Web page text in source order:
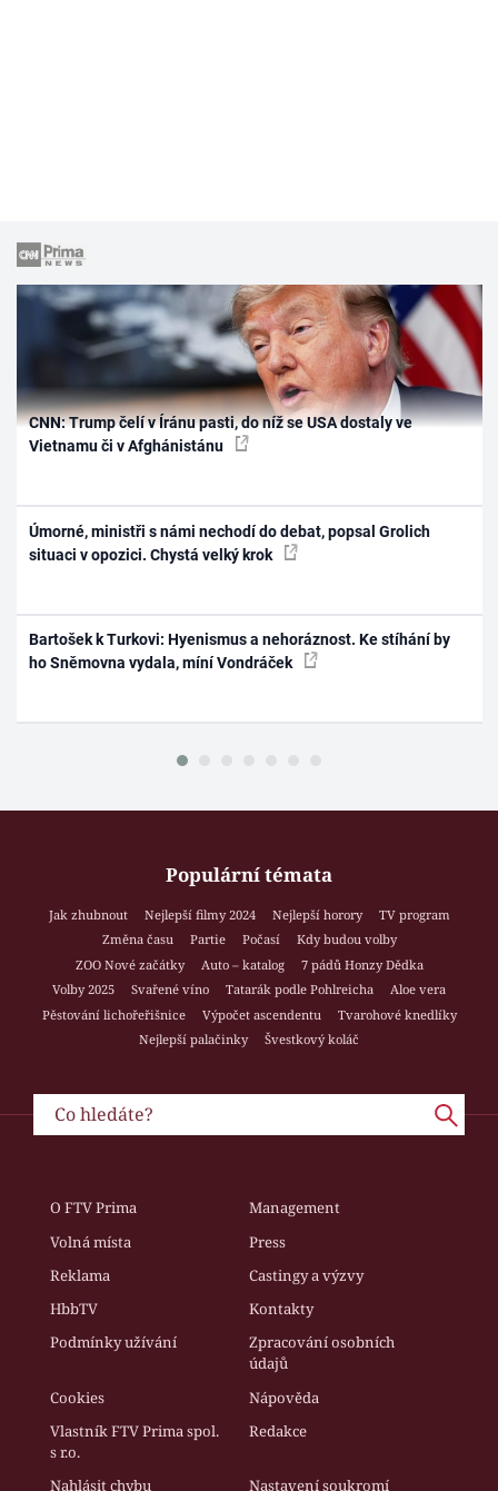
CNN: Trump čelí v Íránu pasti, do níž se USA dostaly ve
Vietnamu či v Afghánistánu
Úmorné, ministři s námi nechodí do debat, popsal Grolich
situaci v opozici. Chystá velký krok
Bartošek k Turkovi: Hyenismus a nehoráznost. Ke stíhání by
ho Sněmovna vydala, míní Vondráček
Populární témata
Jak zhubnout Nejlepší filmy 2024 Nejlepší horory
TV program
Změna času
Partie Počasí
Kdy budou volby
ZOO Nové začátky
Auto – katalog
7 pádů Honzy Dědka
Volby 2025
Svařené víno Tatarák podle Pohlreicha
Aloe vera
Pěstování lichořeřišnice
Výpočet ascendentu
Tvarohové knedlíky
Nejlepší palačinky
Švestkový koláč
O FTV Prima
Management
Volná místa
Press
Reklama
Castingy a výzvy
HbbTV
Kontakty
Podmínky užívání
Zpracování osobních
údajů
Cookies
Nápověda
Vlastník FTV Prima spol.
s r.o.
Redakce
Nahlásit chybu Nastavení soukromí